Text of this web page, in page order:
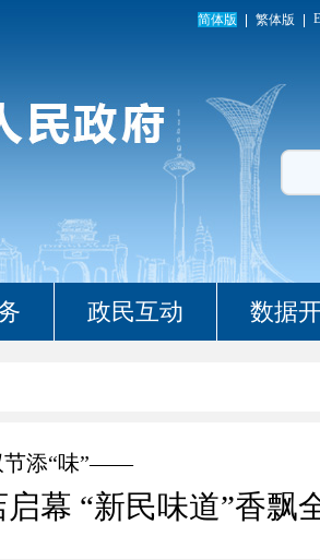
简体版 繁体版
政民互动 数据
节添“味”——
幕 “新民味道”香飘